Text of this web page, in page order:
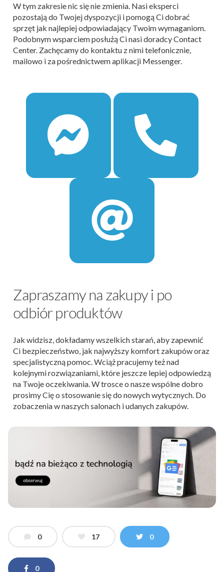
W tym zakresie nic się nie zmienia. Nasi eksperci
pozostają do Twojej dyspozycji i pomogą Ci dobrać
sprzęt jak najlepiej odpowiadający Twoim wymaganiom.
Podobnym wsparciem posłużą Ci nasi doradcy Contact
Center. Zachęcamy do kontaktu z nimi telefonicznie,
mailowo i za pośrednictwem aplikacji Messenger.
Zapraszamy na zakupy i po
odbiór produktów
Jak widzisz, dokładamy wszelkich starań, aby zapewnić
Ci bezpieczeństwo, jak najwyższy komfort zakupów oraz
specjalistyczną pomoc. Wciąż pracujemy też nad
kolejnymi rozwiązaniami, które jeszcze lepiej odpowiedzą
na Twoje oczekiwania. W trosce o nasze wspólne dobro
prosimy Cię o stosowanie się do nowych wytycznych. Do
zobaczenia w naszych salonach i udanych zakupów.
0 17 0
0